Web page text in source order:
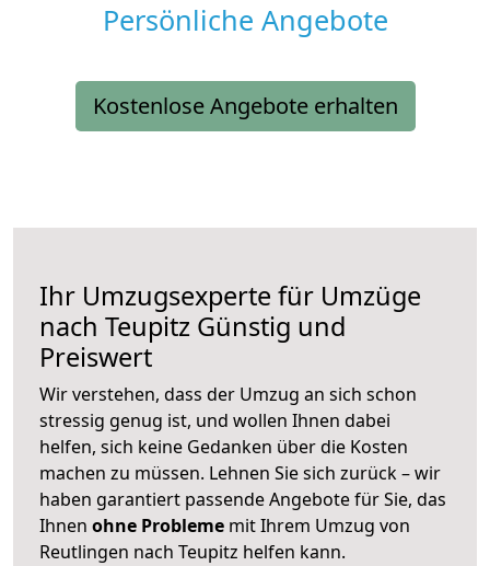
Persönliche Angebote
Kostenlose Angebote erhalten
Ihr Umzugsexperte für Umzüge
nach Teupitz Günstig und
Preiswert
Wir verstehen, dass der Umzug an sich schon
stressig genug ist, und wollen Ihnen dabei
helfen, sich keine Gedanken über die Kosten
machen zu müssen. Lehnen Sie sich zurück – wir
haben garantiert passende Angebote für Sie, das
Ihnen ohne Probleme mit Ihrem Umzug von
Reutlingen nach Teupitz helfen kann.